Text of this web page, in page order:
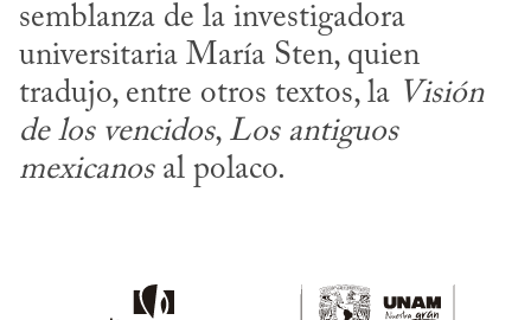
semblanza de la investigadora
universitaria María Sten, quien
tradujo, entre otros textos, la Visión
de los vencidos, Los antiguos
mexicanos al polaco.